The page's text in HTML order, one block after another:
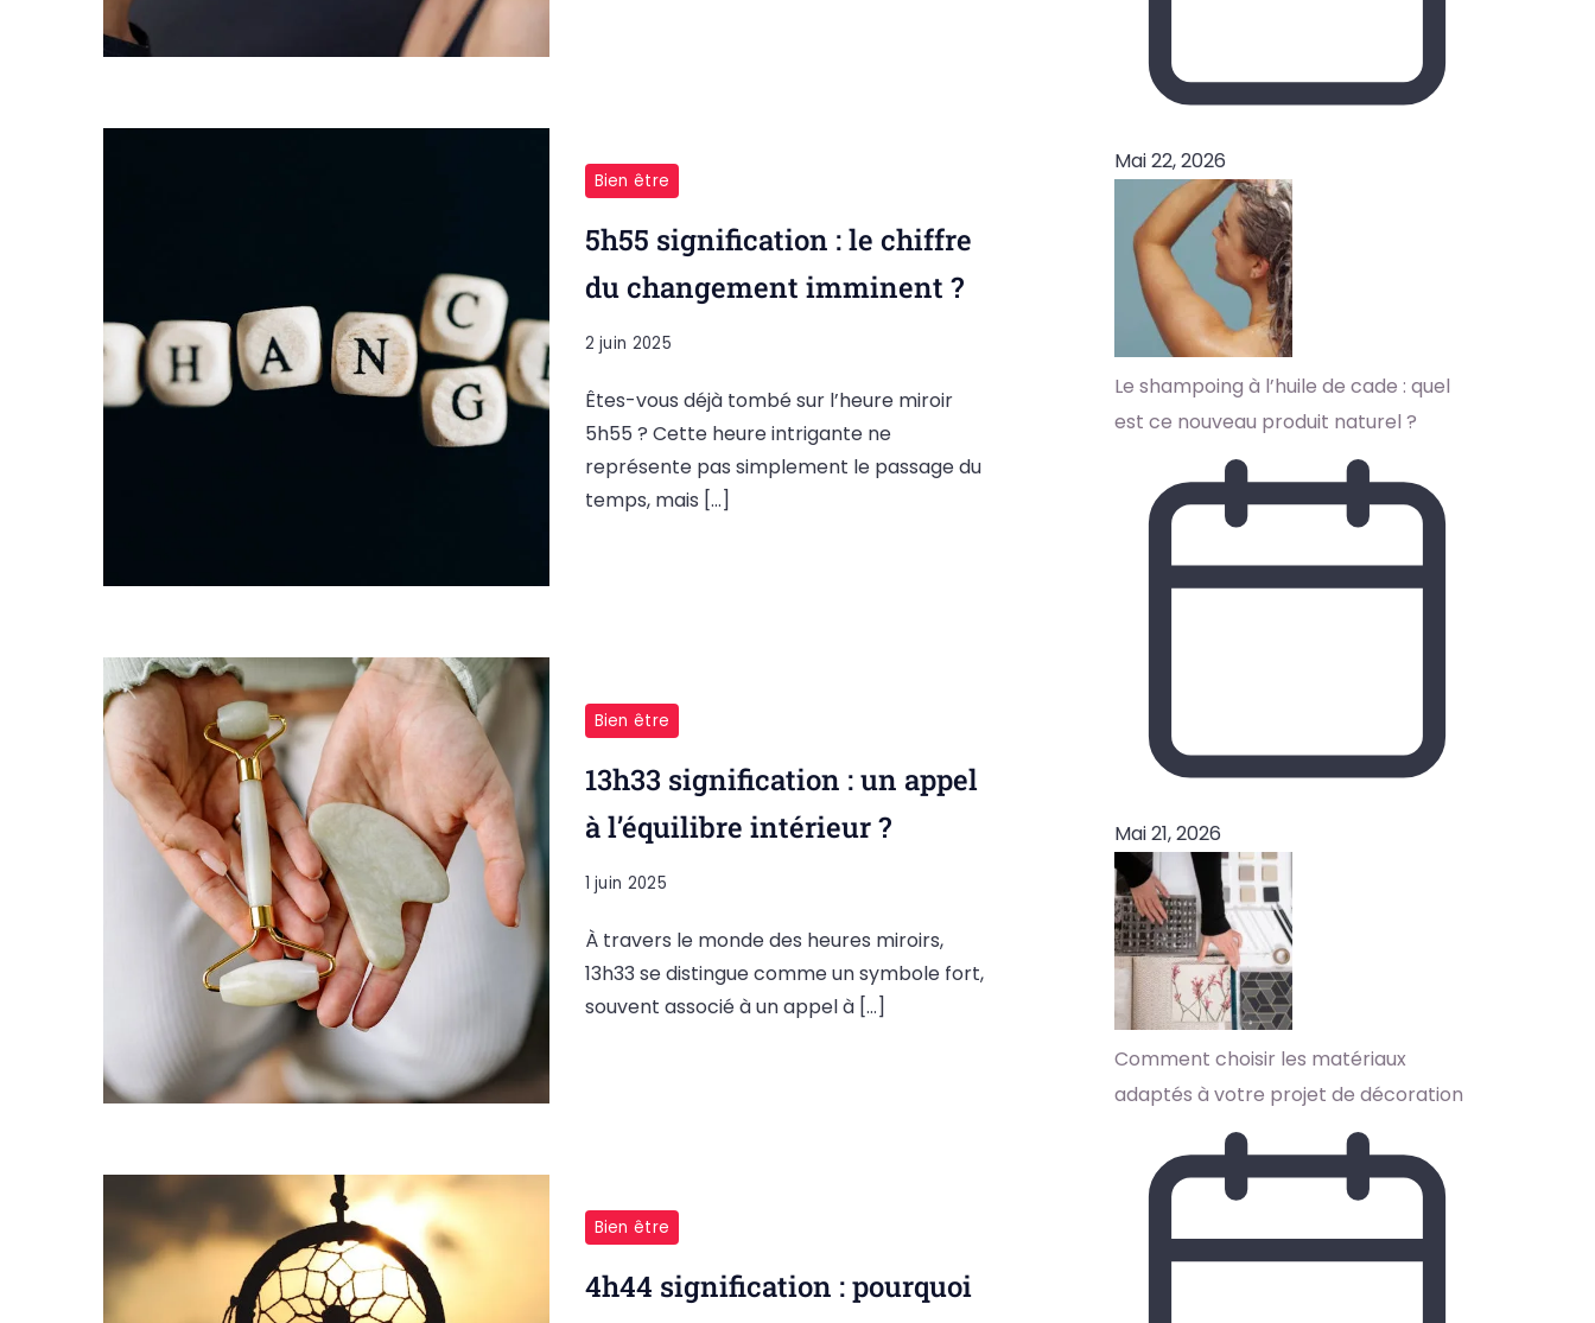
Bien être
5h55 signification : le chiffre
du changement imminent ?
2 juin 2025
Êtes-vous déjà tombé sur l’heure miroir
5h55 ? Cette heure intrigante ne
représente pas simplement le passage du
temps, mais […]
Bien être
13h33 signification : un appel
à l’équilibre intérieur ?
1 juin 2025
À travers le monde des heures miroirs,
13h33 se distingue comme un symbole fort,
souvent associé à un appel à […]
Bien être
4h44 signification : pourquoi
Mai 22, 2026
Le shampoing à l’huile de cade : quel
est ce nouveau produit naturel ?
Mai 21, 2026
Comment choisir les matériaux
adaptés à votre projet de décoration